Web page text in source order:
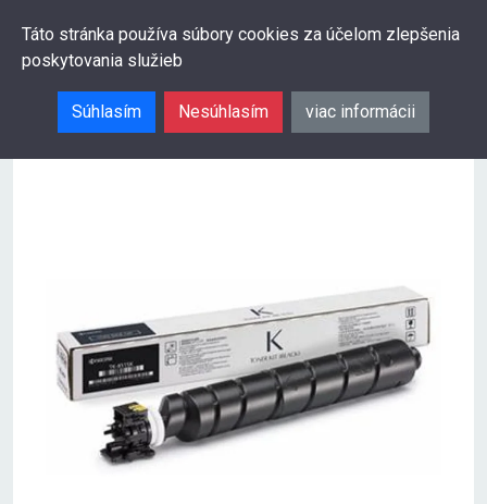
Táto stránka používa súbory cookies za účelom zlepšenia
poskytovania služieb
Súhlasím Nesúhlasím viac informácii